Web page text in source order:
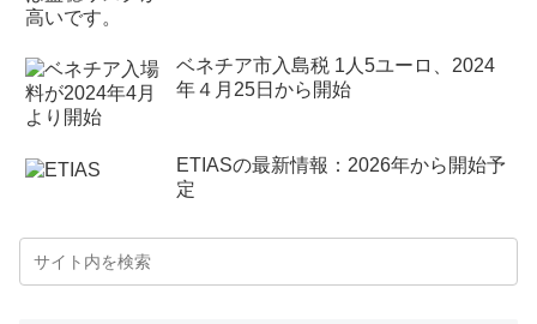
ベネチア市入島税 1人5ユーロ、2024
年４月25日から開始
ETIASの最新情報：2026年から開始予
定